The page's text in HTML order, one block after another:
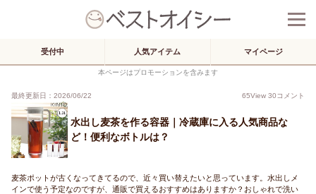
受付中 人気アイテム マイページ
本ページはプロモーションを含みます
最終更新日：2026/06/22 65View 30コメント
水出し麦茶を作る容器｜冷蔵庫に入る人気商品な
ど！便利なボトルは？
麦茶ポットが古くなってきてるので、近々買い替えたいと思っています。水出しメ
インで使う予定なのですが、通販で買えるおすすめはありますか？おしゃれで洗い